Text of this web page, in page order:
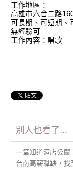
工作地區：
高雄市六合二路
可長期、可短期、
無經驗可
工作內容：唱歌
別人也看了...
一篇知道酒店公關
台南高薪職缺，